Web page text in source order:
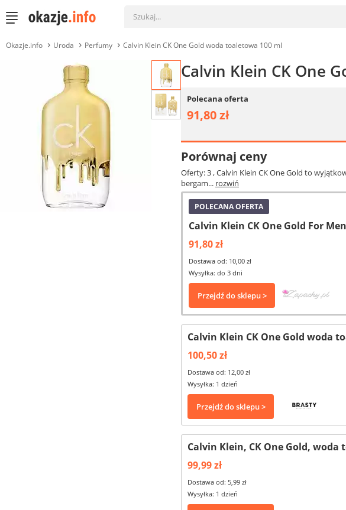
Okazje.info Uroda Perfumy Calvin Klein CK One Gold woda toaletowa 100 ml
Calvin Klein CK One
Polecana oferta
91,80 zł
Porównaj ceny
Oferty: 3, Calvin Klein CK One Gold to
bergam... rozwiń
POLECANA OFERTA
Calvin Klein CK One Gold For
91,80 zł
Dostawa od: 10,00 zł
Wysyłka: do 3 dni
Przejdź do sklepu >
Calvin Klein CK One Gold woda
100,50 zł
Dostawa od: 12,00 zł
Wysyłka: 1 dzień
Przejdź do sklepu >
Calvin Klein, CK One Gold, woda
99,99 zł
Dostawa od: 5,99 zł
Wysyłka: 1 dzień